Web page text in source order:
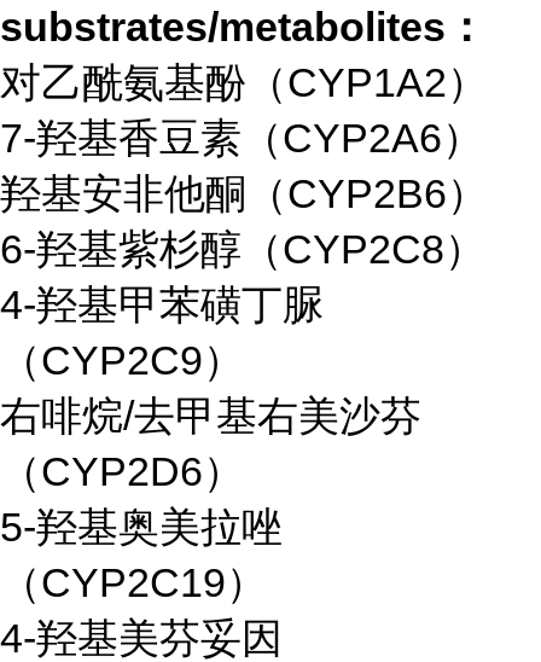
substrates/metabolites：
对乙酰氨基酚（CYP1A2）
7-羟基香豆素（CYP2A6）
羟基安非他酮（CYP2B6）
6-羟基紫杉醇（CYP2C8）
4-羟基甲苯磺丁脲
（CYP2C9）
右啡烷/去甲基右美沙芬
（CYP2D6）
5-羟基奥美拉唑
（CYP2C19）
4-羟基美芬妥因